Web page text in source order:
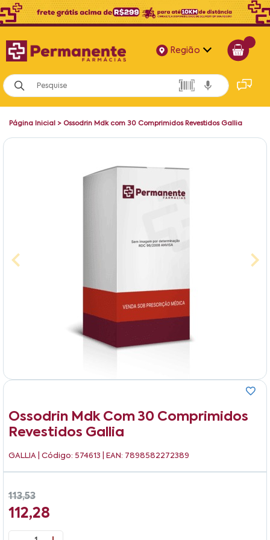
Região
Alagoas
Bahia
Página Inicial > Ossodrin Mdk com 30 Comprimidos Revestidos Gallia
Ossodrin Mdk Com 30 Comprimidos
Revestidos Gallia
GALLIA | Código: 574613 | EAN: 7898582272389
113,53
112,28